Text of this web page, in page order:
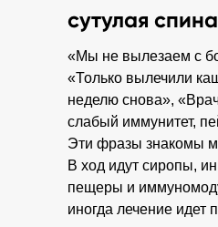
сутулая спина
«Мы не вылезаем с
«Только вылечили
неделю снова»,
слабый иммунитет,
Эти фразы знакомы
В ход идут сиропы,
пещеры и
иногда лечение идет